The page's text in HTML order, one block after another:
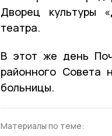
Дворец культуры
театра.
В этот же день
районного Совета
больницы.
Материалы по теме: